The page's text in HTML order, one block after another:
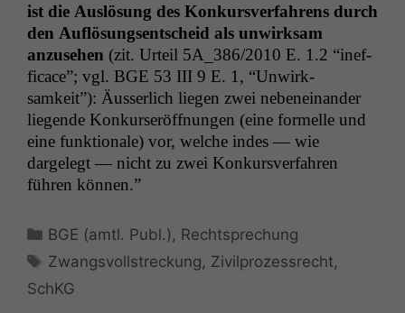
ist die Aus­lö­sung des Konkursver­fahrens durch
den Auflö­sungsentscheid als unwirk­sam
anzuse­hen (zit. Urteil 5A _386/2010 E. 1.2 “inef­
fi­cace”; vgl. BGE 53 III 9 E. 1, “Unwirk­
samkeit”): Äusser­lich liegen zwei nebeneinan­der
liegende Konkurs­eröff­nun­gen (eine formelle und
eine funk­tionale) vor, welche indes — wie
dargelegt — nicht zu zwei Konkursver­fahren
führen können.”
Kategorien
BGE (amtl. Publ.) , Rechtsprechung
Schlagwörter
Zwangsvollstreckung, Zivilprozessrecht,
SchKG
Marketing
Wir speichern
anonyme Daten ab,
um interne
marketingtechnische
Auswertungen
durchführen zu
können. Diese helfen
uns, unsere Website